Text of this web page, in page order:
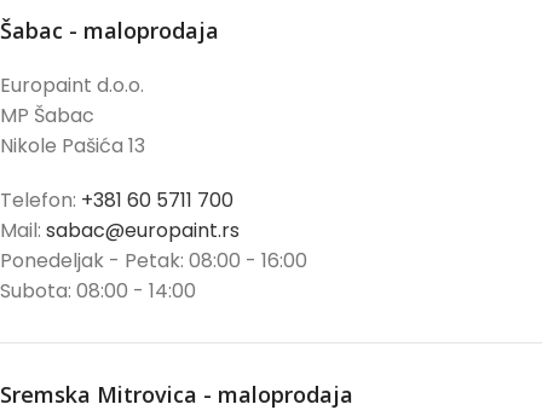
Šabac - maloprodaja
Europaint d.o.o.
MP Šabac
Nikole Pašića 13
Telefon: +381 60 5711 700
Mail: sabac@europaint.rs
Ponedeljak - Petak: 08:00 - 16:00
Subota: 08:00 - 14:00
Sremska Mitrovica - maloprodaja